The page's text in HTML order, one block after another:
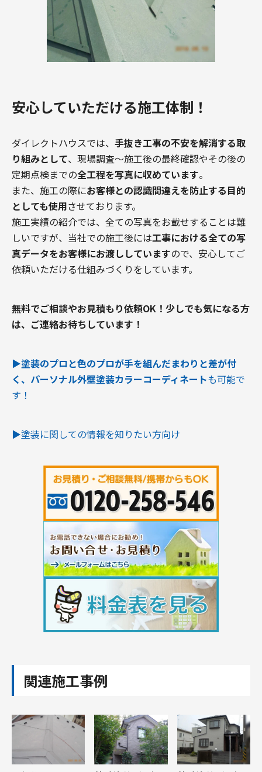
安心していただける施工体制！
ダイレクトハウスでは、 手抜き工事の不安を解消する取
り組みとして、現場調査〜施工後の最終確認やその後の
定期点検までの全工程を写真に収めています。
また、施工の際にお客様との認識間違えを防止する目的
としても使用させております。
施工実績の紹介では、全ての写真をお載せすることは難
しいですが、当社での施工後には工事における全ての写
真データをお客様にお渡ししていますので、安心してご
依頼いただける仕組みづくりをしています。
無料でご相談やお見積もり依頼OK！ 少しでも気になる方
は、ご連絡お待ちしています！
▶︎塗装のプロと色のプロが手を組んだまわりと差が付
く、パーソナル外壁塗装カラーコーディネートも可能で
す！
▶︎塗装に関しての情報を知りたい方向け
関連施工事例